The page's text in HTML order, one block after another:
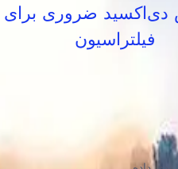
دی‌اکسید ضروری برای
فیلتراسیون